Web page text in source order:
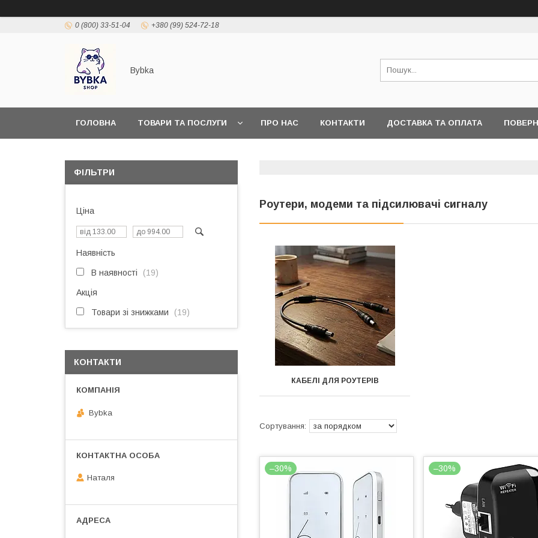
0 (800) 33-51-04 +380 (99) 524-72-18
Bybka
ГОЛОВНА ТОВАРИ ТА ПОСЛУГИ ПРО НАС КОНТАКТИ ДОСТАВКА ТА ОПЛАТА
Роутери, модеми та підсилювачі сигналу
КАБЕЛІ ДЛЯ РОУТЕРІВ
–30% –30%
ФІЛЬТРИ
Ціна
Наявність
В наявності 19
Акція
Товари зі знижками 19
КОНТАКТИ
Bybka
Наталя